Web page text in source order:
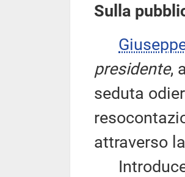
Sulla
presidente,
seduta
attraverso
Introduce